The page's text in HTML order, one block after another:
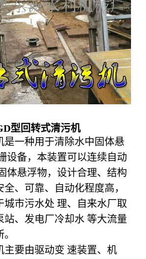
型回转式清污机
是一种用于清除水中固体悬
设备，本装置可以连续自动
体悬浮物，设计合理、结构
、可靠、自动化程度高，
城市污水处 理、自来水厂取
站、发电厂冷却水 等大流量
主要由驱动变 速装置、机